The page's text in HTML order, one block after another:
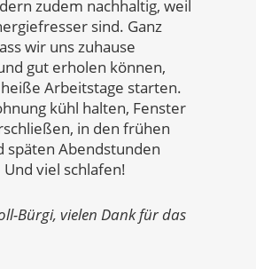
zudem nachhaltig, weil
sind. Ganz
wir uns zuhause
gut erholen können,
Arbeitstage starten.
kühl halten, Fenster
in den frühen
späten Abendstunden
viel schlafen!
Bürgi, vielen Dank für das